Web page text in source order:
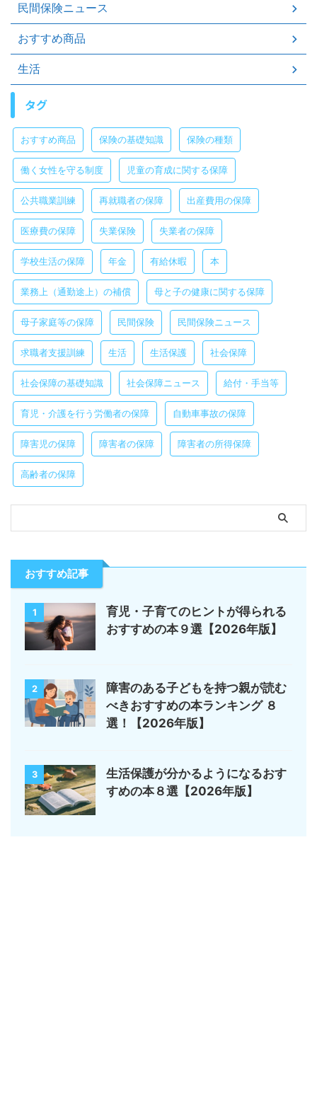
民間保険ニュース
おすすめ商品
生活
タグ
おすすめ商品 保険の基礎知識 保険の種類
働く女性を守る制度 児童の育成に関する保障
公共職業訓練 再就職者の保障 出産費用の保障
医療費の保障 失業保険 失業者の保障
学校生活の保障 年金 有給休暇 本
業務上（通勤途上）の補償 母と子の健康に関する保障
母子家庭等の保障 民間保険 民間保険ニュース
求職者支援訓練 生活 生活保護 社会保障
社会保障の基礎知識 社会保障ニュース 給付・手当等
育児・介護を行う労働者の保障 自動車事故の保障
障害児の保障 障害者の保障 障害者の所得保障
高齢者の保障
おすすめ記事
1
育児・子育てのヒントが得られる
おすすめの本９選【2026年版】
2
障害のある子どもを持つ親が読む
べきおすすめの本ランキング ８
選！【2026年版】
3
生活保護が分かるようになるおす
すめの本８選【2026年版】